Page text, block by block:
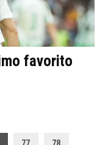
favorito